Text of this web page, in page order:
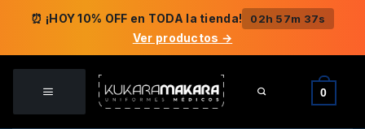
Saltar
⏰ ¡HOY 10% OFF en TODA la tienda! 02h 57m 37s
Ver productos →
0